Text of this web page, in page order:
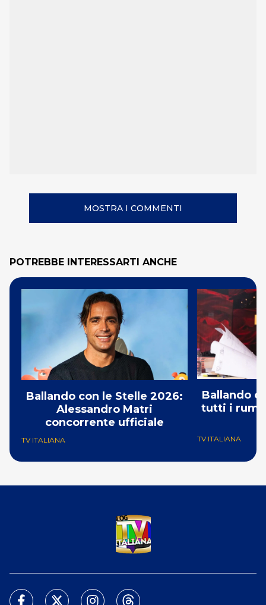
MOSTRA I COMMENTI
POTREBBE INTERESSARTI ANCHE
Ballando con le Stelle 2026:
Alessandro Matri
concorrente ufficiale
TV ITALIANA
Ballando
tutti i
TV ITALIANA